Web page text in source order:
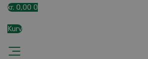
kr. 0,00 0
Kurv